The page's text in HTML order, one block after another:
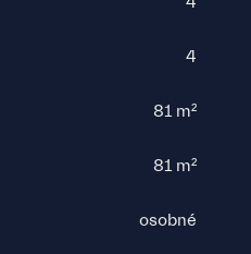
4
81 m²
81 m²
osobné